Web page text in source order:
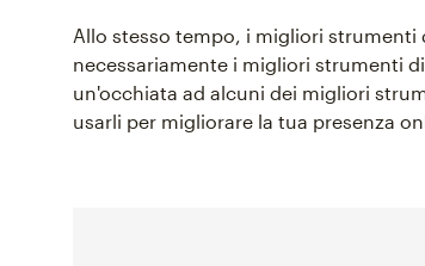
Allo stesso tempo, i migliori strumenti
necessariamente i migliori strumenti
un'occhiata ad alcuni dei migliori
usarli per migliorare la tua presenza